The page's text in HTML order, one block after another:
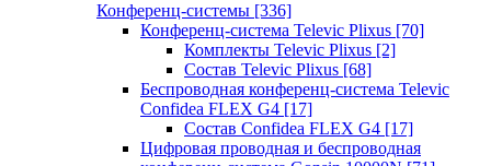
Конференц-системы [336]
Конференц-система Televic Plixus [70]
Комплекты Televic Plixus [2]
Состав Televic Plixus [68]
Беспроводная конференц-система Televic
Confidea FLEX G4 [17]
Состав Confidea FLEX G4 [17]
Цифровая проводная и беспроводная